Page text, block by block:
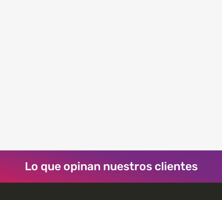
Lo que opinan nuestros clientes